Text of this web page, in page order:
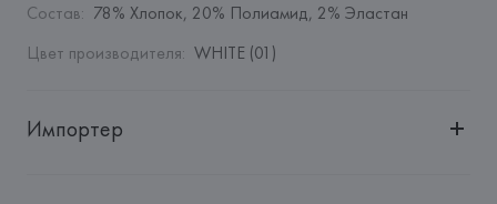
Состав: 78% Хлопок, 20% Полиамид, 2% Эластан
Цвет производителя: WHITE (01)
Импортер